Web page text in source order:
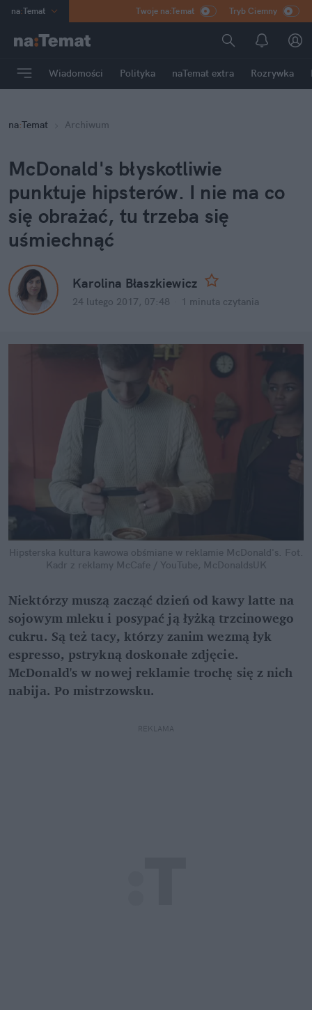
na:Temat
Poland
mama
Rozrywka
Twoje na:Temat Tryb Ciemny
Wiadomości Polityka naTemat extra Rozrywka
na:Temat Archiwum
McDonald's błyskotliwie
punktuje hipsterów. I nie ma co
się obrażać, tu trzeba się
uśmiechnąć
Karolina Błaszkiewicz
24 lutego 2017, 07:48 1 minuta czytania
Hipsterska kultura kawowa obśmiane w reklamie McDonald's. Fot.
Kadr z reklamy McCafe / YouTube, McDonaldsUK
Niektórzy muszą zacząć dzień od kawy latte na
sojowym mleku i posypać ją łyżką trzcinowego
cukru. Są też tacy, którzy zanim wezmą łyk
espresso, pstrykną doskonałe zdjęcie.
McDonald's w nowej reklamie trochę się z nich
nabija. Po mistrzowsku.
REKLAMA